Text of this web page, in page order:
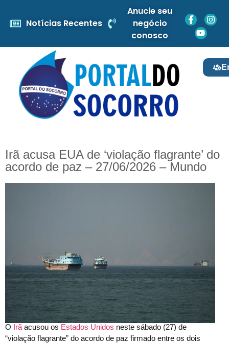
Notícias Recentes
Anucie seu
negócio
conosco
Irã acusa EUA de ‘violação flagrante’ do
acordo de paz – 27/06/2026 – Mundo
O Irã acusou os Estados Unidos neste sábado (27) de
“violação flagrante” do acordo de paz firmado entre os dois